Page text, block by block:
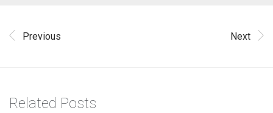
Previous Next
Related Posts